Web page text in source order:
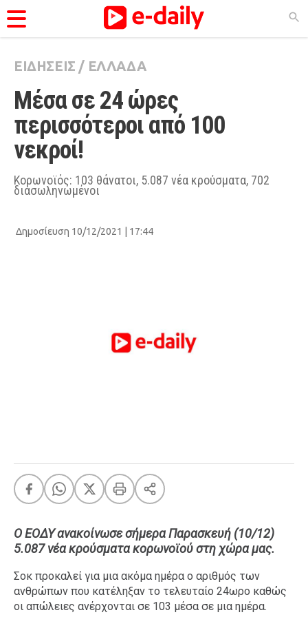
ΚΑΤΗΓΟΡΊΕΣ
Ειδήσεις
Θέματα
Videos
Podcasts
Life
A-List LGBTQI+
LIFE
Food
Body+Mind
ΕΙΔΗΣΕΙΣ / ΕΛΛΑΔΑ
Μέσα σε 24 ώρες
περισσότεροι από 100
νεκροί!
Κορωνοϊός: 103 θάνατοι, 5.087 νέα κρούσματα, 702
διασωληνωμένοι
Δημοσίευση 10/12/2021 | 17:44
Ο ΕΟΔΥ ανακοίνωσε σήμερα Παρασκευή (10/12)
5.087 νέα κρούσματα κορωνοϊού στη χώρα μας.
Σοκ προκαλεί για μια ακόμα ημέρα ο αριθμός των
ανθρώπων που κατέληξαν το τελευταίο 24ωρο καθώς
οι απώλειες ανέρχονται σε 103 μέσα σε μια ημέρα.